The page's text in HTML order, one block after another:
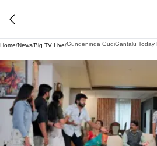
Home/News/Big TV Live/